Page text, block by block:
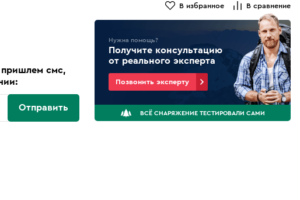
В избранное В сравнение
смс,
Отправить
Нужна помощь?
Получите консультацию
от реального эксперта
Позвонить эксперту
ВСЁ СНАРЯЖЕНИЕ ТЕСТИРОВАЛИ САМИ